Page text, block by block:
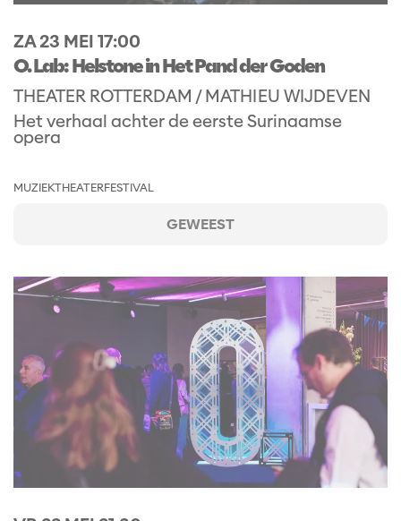
O. Lab: Helstone in Het Pand der Goden
THEATER ROTTERDAM / MATHIEU WIJDEVEN
ZA 23 MEI 17:00
Het verhaal achter de eerste Surinaamse
opera
MUZIEKTHEATERFESTIVAL
GEWEEST